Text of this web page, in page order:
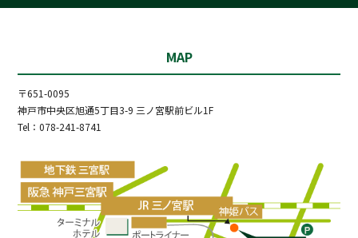
MAP
〒651-0095
神戸市中央区旭通5丁目3-9 三ノ宮駅前ビル1F
Tel：078-241-8741